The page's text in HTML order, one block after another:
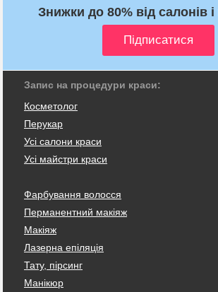
Знижки до 80% від салонів
Запис на процедури краси:
Косметолог
Перукар
Усі салони краси
Усі майстри краси
Фарбування волосся
Перманентний макіяж
Макіяж
Лазерна епіляція
Тату, пірсинг
Манікюр